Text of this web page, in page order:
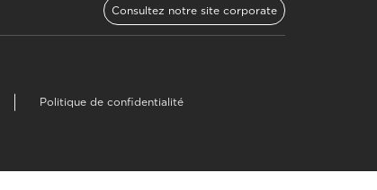
Consultez notre site corporate
Politique de confidentialité